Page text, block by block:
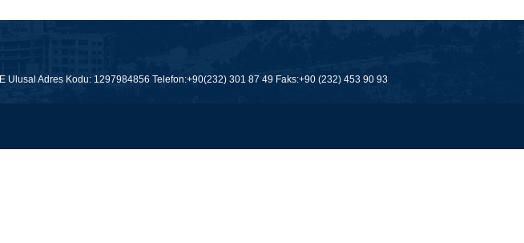
Ulusal Adres Kodu: 1297984856 Telefon:+90(232) 301 87 49 Faks:+90 (232) 453 90 93